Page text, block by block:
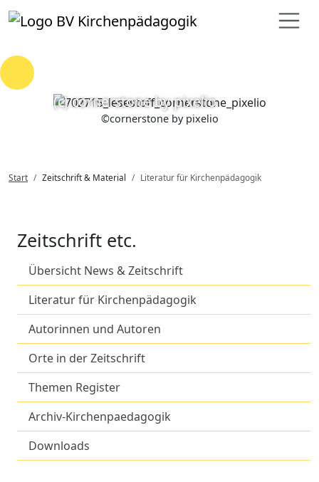
Loading...
©cornerstone by pixelio
(c) cornerstone by pixelio
Start Zeitschrift & Material Literatur für Kirchenpädagogik
Zeitschrift etc.
Übersicht News & Zeitschrift
Literatur für Kirchenpädagogik
Autorinnen und Autoren
Orte in der Zeitschrift
Themen Register
Archiv-Kirchenpaedagogik
Downloads